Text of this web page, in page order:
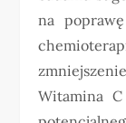
na
Witamina